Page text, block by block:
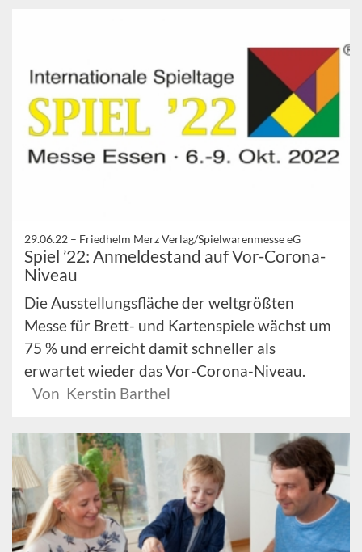
29.06.22 – Friedhelm Merz Verlag/Spielwarenmesse eG
Spiel ’22: Anmeldestand auf Vor-Corona-
Niveau
Die Ausstellungsfläche der weltgrößten
Messe für Brett- und Kartenspiele wächst um
75 % und erreicht damit schneller als
erwartet wieder das Vor-Corona-Niveau.
Von Kerstin Barthel